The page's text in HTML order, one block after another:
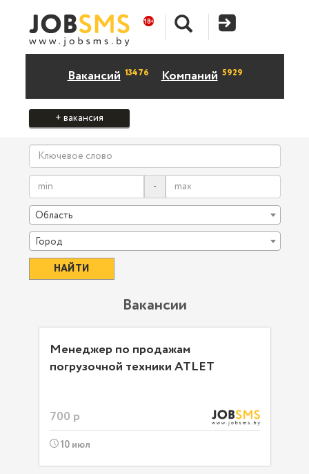
Вакансий 13476 Компаний 5929
+ вакансия
-
Область
Город
Вакансии
Менеджер по продажам
погрузочной техники ATLET
700 р
10 июл